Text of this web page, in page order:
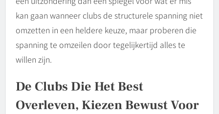
kan gaan wanneer clubs de structurele spanning niet
omzetten in een heldere keuze, maar proberen die
spanning te omzeilen door tegelijkertijd alles te
willen zijn.
De Clubs Die Het Best
Overleven, Kiezen Bewust Voor